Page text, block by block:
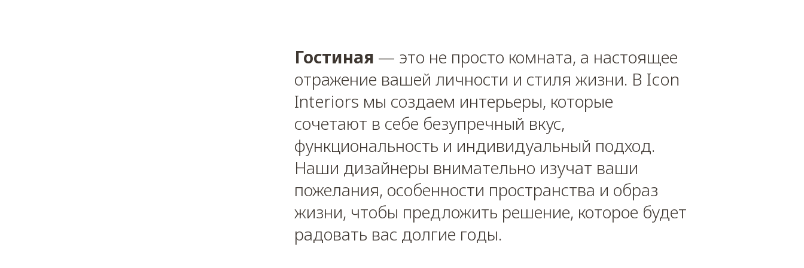
Гостиная — это не просто комната, а настоящее
отражение вашей личности и стиля жизни. В Icon
Interiors мы создаем интерьеры, которые
сочетают в себе безупречный вкус,
функциональность и индивидуальный подход.
Наши дизайнеры внимательно изучат ваши
пожелания, особенности пространства и образ
жизни, чтобы предложить решение, которое будет
радовать вас долгие годы.